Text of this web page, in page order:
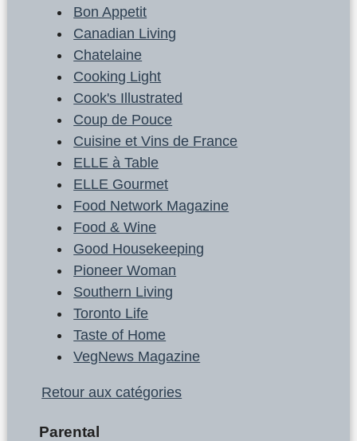
Bon Appetit
Canadian Living
Chatelaine
Cooking Light
Cook's Illustrated
Coup de Pouce
Cuisine et Vins de France
ELLE à Table
ELLE Gourmet
Food Network Magazine
Food & Wine
Good Housekeeping
Pioneer Woman
Southern Living
Toronto Life
Taste of Home
VegNews Magazine
Retour aux catégories
Parental